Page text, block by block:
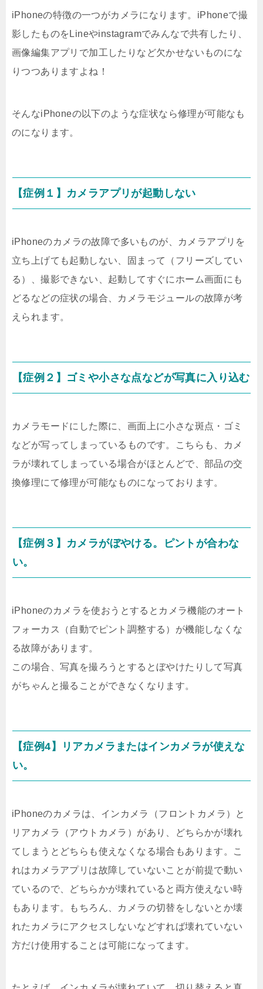
iPhoneの特徴の一つがカメラになります。iPhoneで撮
影したものをLineやinstagramでみんなで共有したり、
画像編集アプリで加工したりなど欠かせないものにな
りつつありますよね！
そんなiPhoneの以下のような症状なら修理が可能なも
のになります。
【症例１】カメラアプリが起動しない
iPhoneのカメラの故障で多いものが、カメラアプリを
立ち上げても起動しない、固まって（フリーズしてい
る）、撮影できない、起動してすぐにホーム画面にも
どるなどの症状の場合、カメラモジュールの故障が考
えられます。
【症例２】ゴミや小さな点などが写真に入り込む
カメラモードにした際に、画面上に小さな斑点・ゴミ
などが写ってしまっているものです。こちらも、カメ
ラが壊れてしまっている場合がほとんどで、部品の交
換修理にて修理が可能なものになっております。
【症例３】カメラがぼやける。ピントが合わな
い。
iPhoneのカメラを使おうとするとカメラ機能のオート
フォーカス（自動でピント調整する）が機能しなくな
る故障があります。
この場合、写真を撮ろうとするとぼやけたりして写真
がちゃんと撮ることができなくなります。
【症例4】リアカメラまたはインカメラが使えな
い。
iPhoneのカメラは、インカメラ（フロントカメラ）と
リアカメラ（アウトカメラ）があり、どちらかが壊れ
てしまうとどちらも使えなくなる場合もあります。こ
れはカメラアプリは故障していないことが前提で動い
ているので、どちらかが壊れていると両方使えない時
もあります。もちろん、カメラの切替をしないとか壊
れたカメラにアクセスしないなどすれば壊れていない
方だけ使用することは可能になってます。